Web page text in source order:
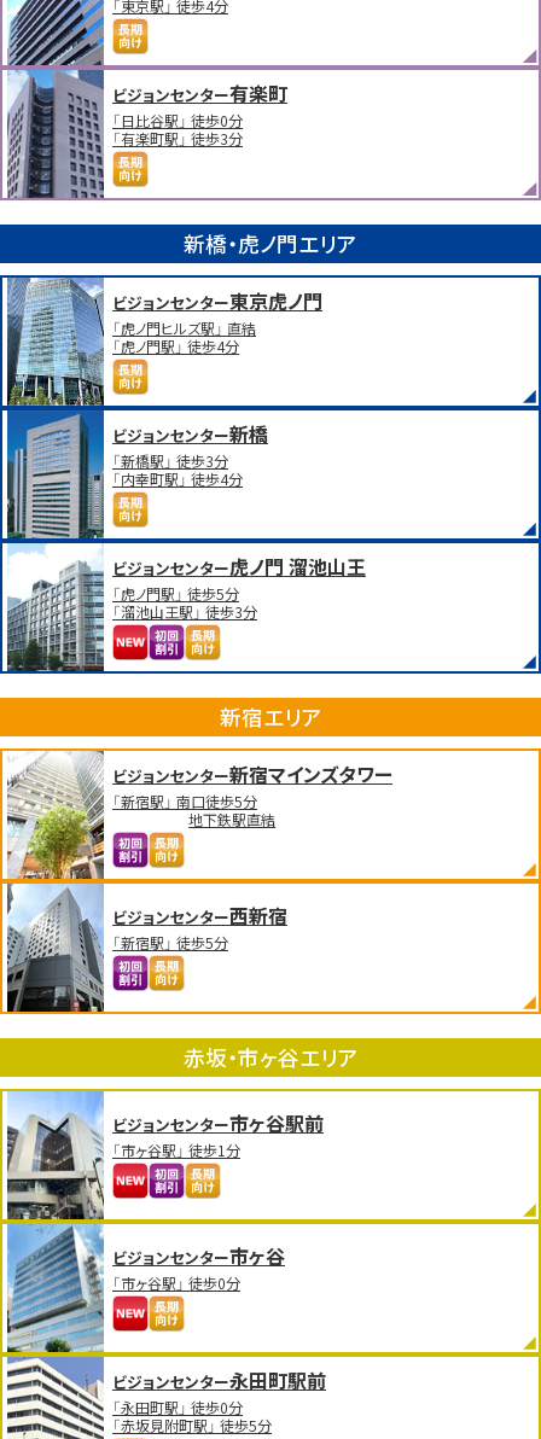
「東京駅」 徒歩4分
ビジョンセンター有楽町
「日比谷駅」 徒歩0分
「有楽町駅」 徒歩3分
新宿エリア
ビジョンセンター新宿マインズタワー
「新宿駅」 南口徒歩5分
地下鉄駅直結
ビジョンセンター西新宿
「新宿駅」 徒歩5分
赤坂・市ヶ谷エリア
ビジョンセンター市ヶ谷駅前
「市ヶ谷駅」 徒歩1分
ビジョンセンター市ヶ谷
「市ヶ谷駅」 徒歩0分
ビジョンセンター永田町駅前
「永田町駅」 徒歩0分
「赤坂見附町駅」 徒歩5分
新橋・虎ノ門エリア
ビジョンセンター東京虎ノ門
「虎ノ門ヒルズ駅」 直結
「虎ノ門駅」 徒歩4分
ビジョンセンター新橋
「新橋駅」 徒歩3分
「内幸町駅」 徒歩4分
ビジョンセンター虎ノ門 溜池山王
「虎ノ門駅」 徒歩5分
「溜池山王駅」 徒歩3分